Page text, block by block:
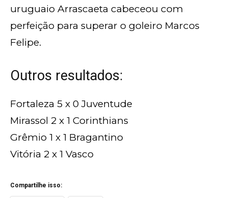
uruguaio Arrascaeta cabeceou com
perfeição para superar o goleiro Marcos
Felipe.
Outros resultados:
Fortaleza 5 x 0 Juventude
Mirassol 2 x 1 Corinthians
Grêmio 1 x 1 Bragantino
Vitória 2 x 1 Vasco
Compartilhe isso: